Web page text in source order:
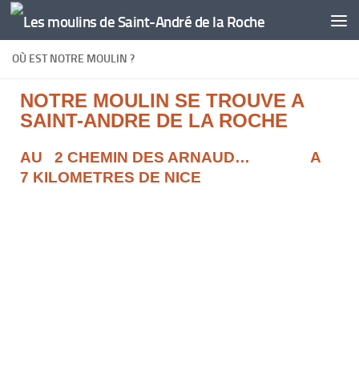
Skip to content
OÙ EST NOTRE MOULIN ?
NOTRE MOULIN SE TROUVE A
SAINT-ANDRE DE LA ROCHE
AU 2 CHEMIN DES ARNAUD… A
7 KILOMETRES DE NICE